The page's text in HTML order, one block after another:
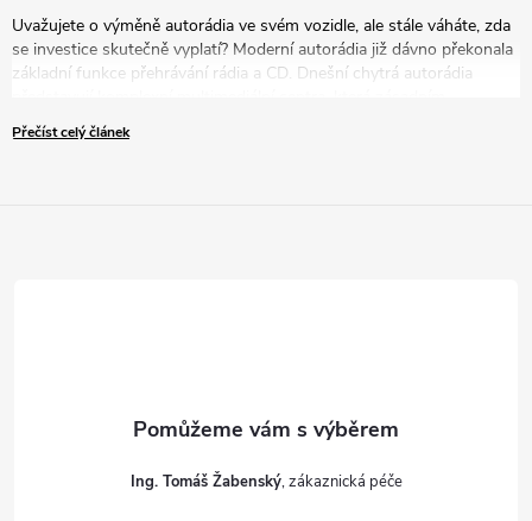
Uvažujete o výměně autorádia ve svém vozidle, ale stále váháte, zda
se investice skutečně vyplatí? Moderní autorádia již dávno překonala
základní funkce přehrávání rádia a CD. Dnešní chytrá autorádia
způsobem zvyšují komfort, bezpečnost i zábavu během každé jízdy.
V tomto článku vám představíme pět přesvědčivých důvodů, proč
Přečíst celý článek
Ing. Tomáš Žabenský